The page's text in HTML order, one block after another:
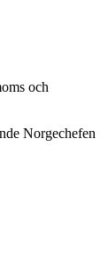
och
Norgechefen